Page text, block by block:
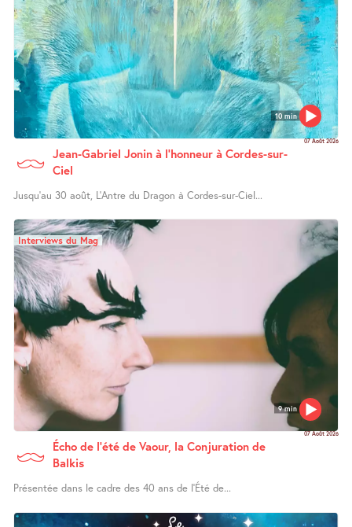
10 min
07 Août 2026
Jean-Gabriel Jonin à l’honneur à Cordes-sur-
Ciel
Jusqu’au 30 août, L’Antre du Dragon à Cordes-sur-Ciel...
9 min
Interviews du Mag
07 Août 2026
Écho de l’été de Vaour, la Conjuration de
Balkis
Présentée dans le cadre des 40 ans de l’Été de...